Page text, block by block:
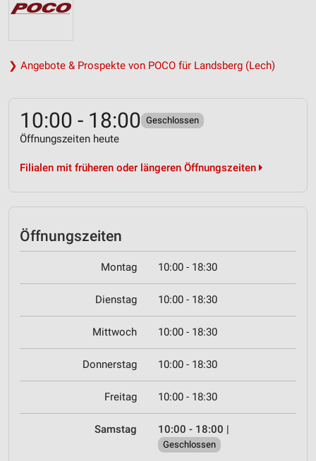
❯ Angebote & Prospekte von POCO für Landsberg (Lech)
10:00 - 18:00 Geschlossen
Öffnungszeiten heute
Filialen mit früheren oder längeren Öffnungszeiten
Öffnungszeiten
Montag 10:00 - 18:30
Dienstag 10:00 - 18:30
Mittwoch 10:00 - 18:30
Donnerstag 10:00 - 18:30
Freitag 10:00 - 18:30
Samstag 10:00 - 18:00 |
Geschlossen